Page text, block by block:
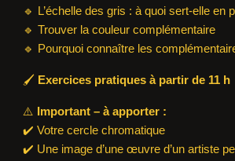
🔹 L’échelle des gris : à quoi sert-elle en
🔹 Trouver la couleur complémentaire
🔹 Pourquoi connaître les
🖌 Exercices pratiques à partir de 11 h
⚠️
Important – à apporter :
✔️ Votre cercle chromatique
✔️ Une image d’une œuvre d’un artiste